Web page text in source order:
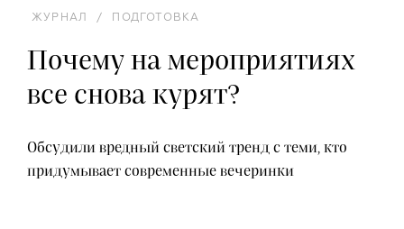
ЖУРНАЛ / ПОДГОТОВКА
Почему на мероприятиях
все снова курят?
Обсудили вредный светский тренд с теми, кто
придумывает современные вечеринки